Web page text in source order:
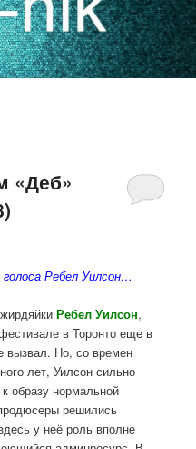
«Деб»
Ребел Уилсон…
Ребел Уилсон,
в Торонто еще в
вызвал. Но, со времен
лет, Уилсон сильно
образу нормальной
решились
у неё роль вполне